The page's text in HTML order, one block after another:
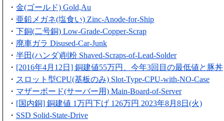
・ 金(ゴールド) Gold,Au
・ 亜鉛メガネ(塩食い) Zinc-Anode-for-Ship
・ 下銅(二号銅) Low-Grade-Copper-Scrap
・ 廃車ガラ Disused-Car-Junk
・ 半田(ハンダ)削粉 Shaved-Scraps-of-Lead-Solder
・ [2016年4月12日] 銅建値55万円、今年3回目の最低値と豚丼
・ スロット型CPU(基板のみ) Slot-Type-CPU-with-NO-Case
・ マザーボード(サーバー用) Main-Board-of-Server
・ [国内銅] 銅建値 1万円下げ 126万円 2023年8月8日(火)
・ SSD Solid-State-Drive